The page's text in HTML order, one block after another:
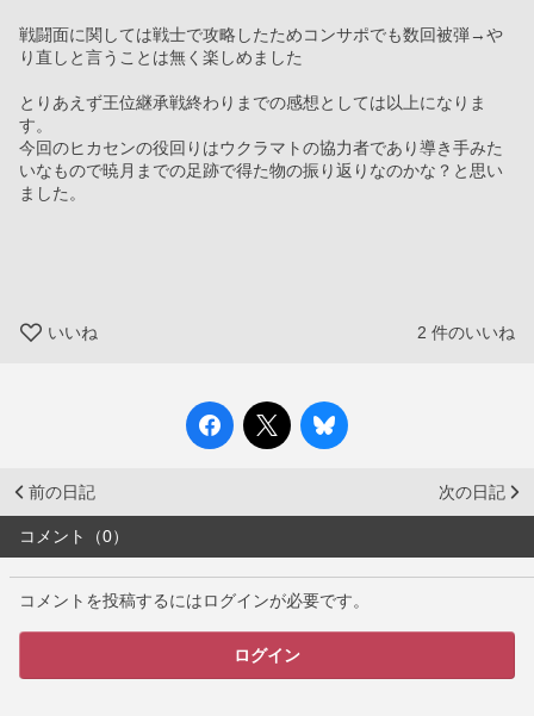
戦闘面に関しては戦士で攻略したためコンサポでも数回被弾→や
り直しと言うことは無く楽しめました
とりあえず王位継承戦終わりまでの感想としては以上になりま
す。
今回のヒカセンの役回りはウクラマトの協力者であり導き手みた
いなもので暁月までの足跡で得た物の振り返りなのかな？と思い
ました。
いいね 2 件のいいね
前の日記 次の日記
コメント（0）
コメントを投稿するにはログインが必要です。
ログイン